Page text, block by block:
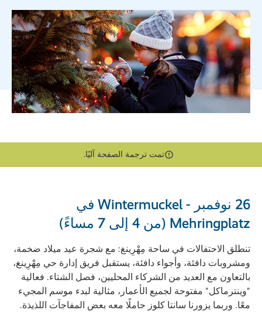
تمت ترجمة الصفحة آليًا.
26 نوفمبر - Wintermuckel في
Mehringplatz (من 4 إلى 7 مساءً)
تنطلق الاحتفالات في ساحة مِهْرِينغ: مع شجرة عيد ميلاد ضخمة،
ومشروبات دافئة، وأجواء دافئة، يستقبل فريق إدارة حي مِهْرِينغ،
بالتعاون مع العديد من الشركاء المحليين، فصل الشتاء. فعالية
"وينترماكل" مفتوحة لجميع الأعمار، مثالية لبدء موسم المجيء
معًا. وربما يزورنا سانتا كلوز حاملًا معه بعض المفاجآت اللذيذة.